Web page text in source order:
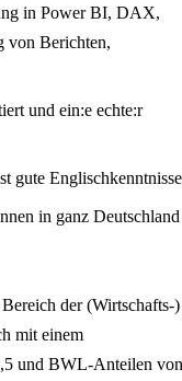
in Power BI, DAX,
von Berichten,
und ein:e echte:r
gute Englischkenntnisse
in ganz Deutschland
der (Wirtschafts-)
mit einem
und BWL-Anteilen von